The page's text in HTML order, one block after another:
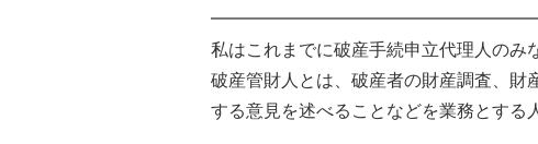
私はこれまでに破産手続申立代理人のみ
破産管財人とは、破産者の財産調査、財
する意見を述べることなどを業務とする